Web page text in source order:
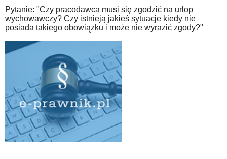
Pytanie: "Czy pracodawca musi się zgodzić na urlop
wychowawczy? Czy istnieją jakieś sytuacje kiedy nie
posiada takiego obowiązku i może nie wyrazić zgody?"